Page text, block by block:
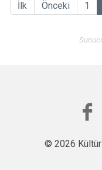
İlk Önceki 1
© 2026 Kültür